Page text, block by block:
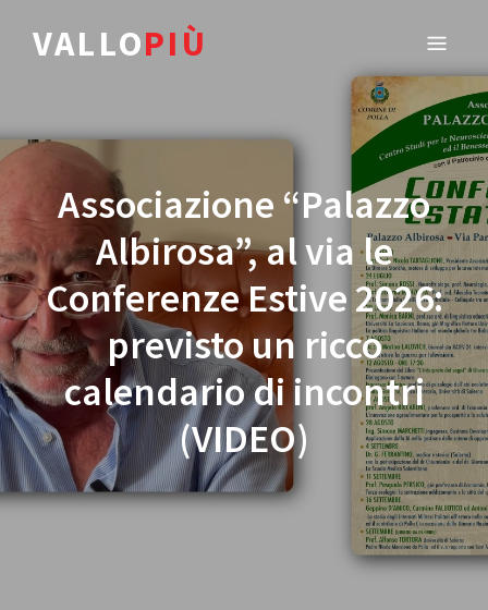
VALLOPIÙ
Associazione “Palazzo
Albirosa”, al via le
Conferenze Estive 2026:
previsto un ricco
calendario di incontri
(VIDEO)